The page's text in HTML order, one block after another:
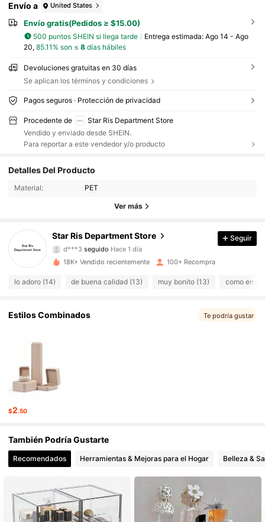
Envío a United States
Envío gratis(Pedidos ≥ $15.00)
500 puntos SHEIN si llega tarde Entrega estimada: Ago 14 - Ago
20, 85.11% son ≤ 8días hábiles
Devoluciones gratuitas en 30 días
Se aplican los términos y condiciones
Pagos seguros · Protección de privacidad
Procedente de
Star Ris Department Store
Vendido y enviado desde SHEIN.
Para reportar a este vendedor y/o producto
Detalles Del Producto
Material: PET
Ver más
Star Ris Department Store
4.52 271 Seguidores
271 Seguidores
4.52
d***3 seguido Hace 1 día
4.52
4.52 271 Seguidores
4.52 271 Seguidores
4.52
Seguir
18K+ Vendido recientemente 100+ Recompra
lo adoro (14) de buena calidad (13) muy bonito (13) como en
Estilos Combinados Te podría gustar
$2.50
También Podría Gustarte
Recomendados Herramientas & Mejoras para el Hogar Belleza &